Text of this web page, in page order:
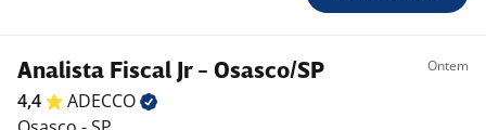
Analista Fiscal Jr - Osasco/SP Ontem
4,4
ADECCO